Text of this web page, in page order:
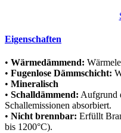
Eigenschaften
• Wärmedämmend:
• Fugenlose Dämmschicht:
• Mineralisch
• Schalldämmend: Aufgrund
Schallemissionen absorbiert.
• Nicht brennbar: Erfüllt
bis 1200°C).